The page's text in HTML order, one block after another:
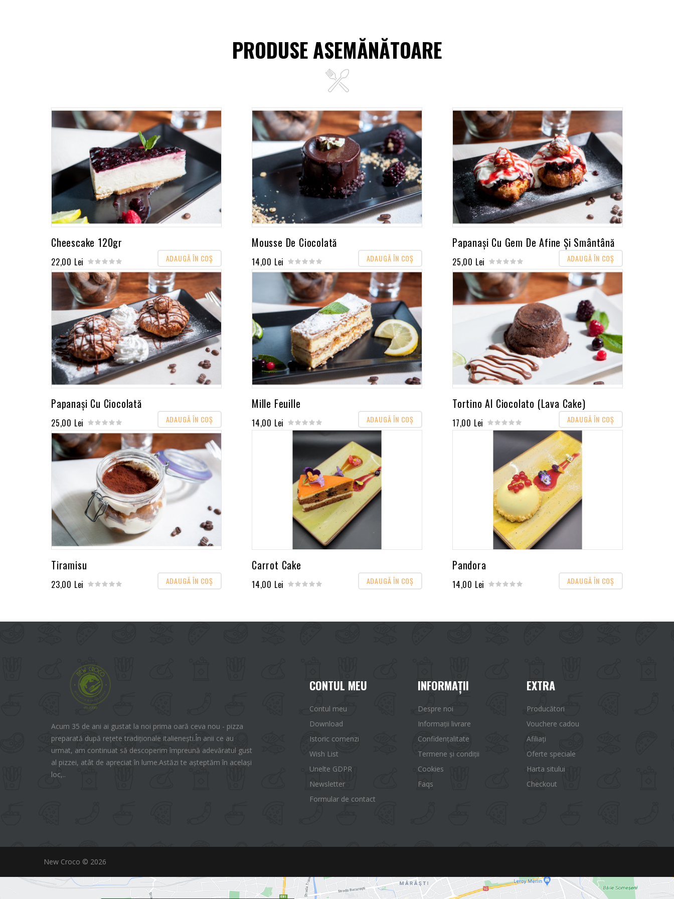
PRODUSE ASEMĂNĂTOARE
Cheescake 120gr
22,00 Lei ADAUGĂ ÎN COŞ
Mousse De Ciocolată
14,00 Lei ADAUGĂ ÎN COŞ
Papanași Cu Gem De Afine Și Smântână
25,00 Lei ADAUGĂ ÎN COŞ
Papanași Cu Ciocolată
25,00 Lei ADAUGĂ ÎN COŞ
Mille Feuille
14,00 Lei ADAUGĂ ÎN COŞ
Tortino Al Ciocolato (Lava Cake)
17,00 Lei ADAUGĂ ÎN COŞ
Tiramisu
23,00 Lei ADAUGĂ ÎN COŞ
Carrot Cake
14,00 Lei ADAUGĂ ÎN COŞ
Pandora
14,00 Lei ADAUGĂ ÎN COŞ
Acum 35 de ani ai gustat la noi prima oară ceva nou - pizza
preparată după rețete tradiționale italienești.În anii ce au
urmat, am continuat să descoperim împreună adevăratul gust
al pizzei, atât de apreciat în lume.Astăzi te așteptăm în același
loc,..
CONTUL MEU
Contul meu
Download
Istoric comenzi
Wish List
Unelte GDPR
Newsletter
Formular de contact
INFORMAŢII
Despre noi
Informații livrare
Confidențalitate
Termene și condiții
Cookies
Faqs
EXTRA
Producători
Vouchere cadou
Afiliaţi
Oferte speciale
Harta sitului
Checkout
New Croco © 2026